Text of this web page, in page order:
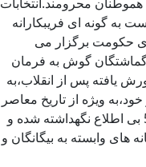
به گونه ای فریبکارانه
حکومت برگزار می
گماشتگان گوش به فرمان
یافته پس از انقلاب،به
ویژه از تاریخ معاصر
و واقعیات مربوط به علل ظهور انقلاب 57 بی اطلاع نگهداشته شده و
های وابسته به بیگانگان و